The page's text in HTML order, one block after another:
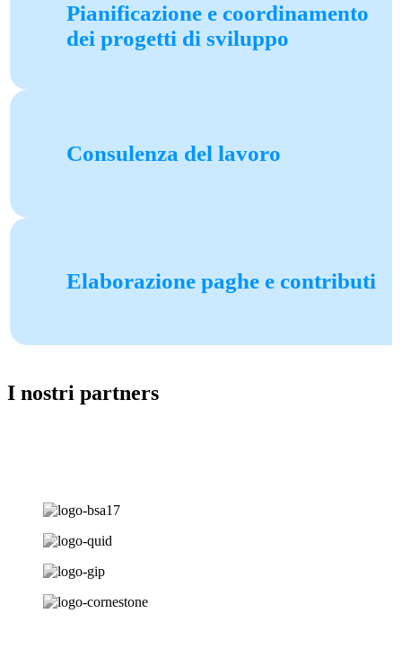
Pianificazione e coordinamento
dei progetti di sviluppo
Consulenza del lavoro
Elaborazione paghe e contributi
I nostri partners